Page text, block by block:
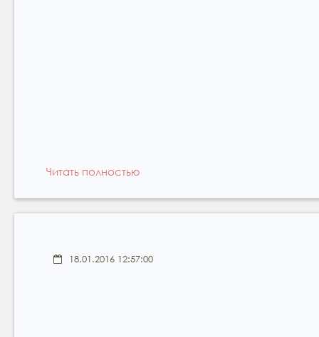
Читать полностью
18.01.2016 12:57:00